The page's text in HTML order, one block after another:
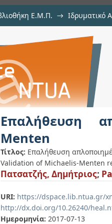
Ε.Μ.Π. → Ιδρυματικό
Επαλήθευση
Menten
Τίτλος: Επαλήθευση
Validation of Michaelis-Menten
Πατσατζής, Δημήτριος;
URI: https://dspace.lib.ntua.gr/
http://dx.doi.org/10.26240/
Ημερομηνία: 2017-07-13